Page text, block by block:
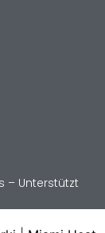
– Unterstützt